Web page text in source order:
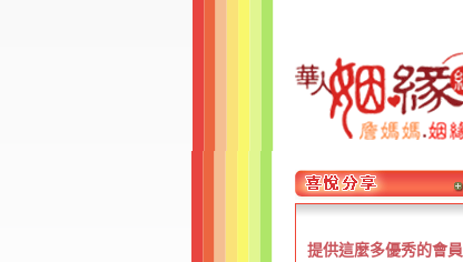
提供這麼多優秀的會員